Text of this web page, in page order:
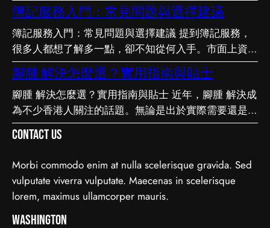
簿記服務入門：常見問題與選擇建議
簿記服務入門：常見問題與選擇建議 提到簿記服務，
很多人都想了解多一點，卻不知從何入手。市面上資訊
繁多，真假難辨。以下整理了幾個值得留意的重點，希
望能幫助你更清晰地掌握簿記服務的相關知識。 事前
要留意甚麼 在做決定之前，有幾點值得特別留意。首
先，每個人的情況不盡相同，適合別人的未必適合自
己；其次，資訊來源是否可靠同樣關鍵。如有任何疑
問，諮詢相關範疇的專業人士，往往能得到更貼合個人
需要的建議。 聰明選擇的方法 幾個簡單的方法，能幫
你少走冤枉路：先設定清晰的目標與預算、收集足夠的
資料再比較，以及保留彈性以應對變化。把這些習慣養
成，做選擇時自然更得心應手。 因應需要選擇 不同的
情境，對簿記服務的要求也不一樣。先想清楚自己最常
腳腫 解決怎麼選？實用指南與貼士
腳腫 解決怎麼選？實用指南與貼士 近年，腳腫 解決成
為不少香港人關注的話題。無論是出於實際需要還是興
趣，先對它有基本認識，都有助我們作出更明智的決
定。這篇文章會從不同角度，和大家分享關於腳腫 解
決的實用資訊。 它的重要性 認真了解腳腫 解決的好處
顯而易見：當你清楚自己面對的選擇與條件，便更容易
避開常見的陷阱，把時間與資源花在真正合適的地方，
這也是做足功課的價值所在。 事前要留意甚麼 在做決
定之前，有幾點值得特別留意。首先，每個人的情況不
Contact Us
Morbi commodo enim at nulla scelerisque gravida. Sed
vulputate viverra vulputate. Maecenas in scelerisque
lorem, maximus ullamcorper mauris.
Washington